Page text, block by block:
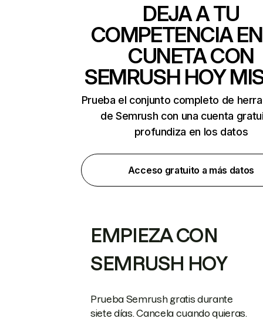
DEJA A TU
COMPETENCIA
CUNETA CON
SEMRUSH HOY
Prueba el conjunto completo de
de Semrush con una cuenta
profundiza en los datos
Acceso gratuito a más datos
EMPIEZA CON
SEMRUSH HOY
Prueba Semrush gratis durante
siete días. Cancela cuando quieras.